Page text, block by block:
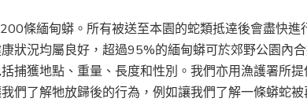
條緬甸蟒。所有被送至本園的蛇類抵逹後會盡快
狀況均屬良好，超過95%的緬甸蟒可於郊野公園內
捕獲地點、重量、長度和性別。我們亦用漁護署所
們了解牠放歸後的行為，例如讓我們了解一條蟒蛇